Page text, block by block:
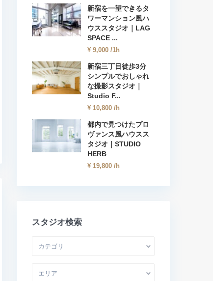
新宿を一望できるタ
ワーマンション風ハ
ウススタジオ｜LAG
SPACE ...
¥ 9,000 /1h
新宿三丁目徒歩3分
シンプルでおしゃれ
な撮影スタジオ｜
Studio F...
¥ 10,800 /h
都内で見つけたプロ
ヴァンス風ハウスス
タジオ｜STUDIO
HERB
¥ 19,800 /h
スタジオ検索
カテゴリ
エリア